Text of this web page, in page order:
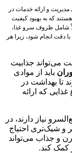
و ارائه خدمات در
که به بهبود کیفیت
شامل ظروف سرو غذا،
دقت انجام شود، زیرا هر
می‌تواند جذابیت
باید از موادی
تا بهداشت در
که ارائه
نیاز دارند، در
و شیک‌تری احتیاج
و جذاب می‌تواند
کمک کند.